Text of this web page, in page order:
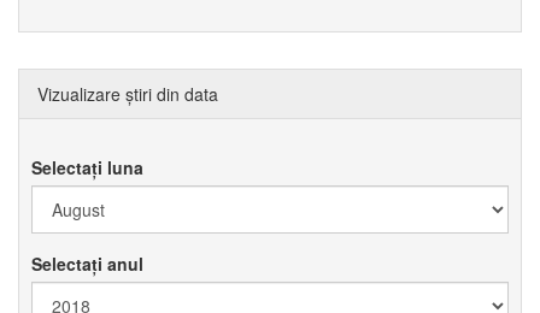
Vizualizare știri din data
Selectați luna
Selectați anul